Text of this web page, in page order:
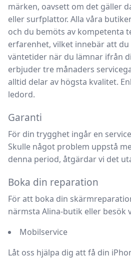
märken, oavsett om det gäller
eller surfplattor. Alla våra
och du bemöts av kompetenta
erfarenhet, vilket innebär att du
väntetider när du lämnar ifrån
erbjuder tre månaders
alltid delar av högsta kvalitet.
ledord.
Garanti
För din trygghet ingår en
Skulle något problem uppstå
denna period, åtgärdar vi det
Boka din reparation
För att boka din
närmsta Alina-butik eller besök
Mobilservice
Låt oss hjälpa dig att få din